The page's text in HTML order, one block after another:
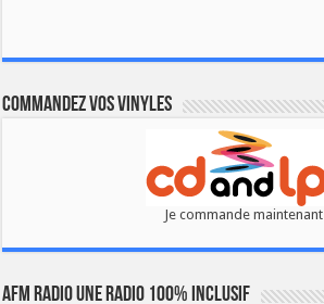
Commandez vos vinyles
Je commande maintenant
AFM RADIO UNE RADIO 100% INCLUSIF